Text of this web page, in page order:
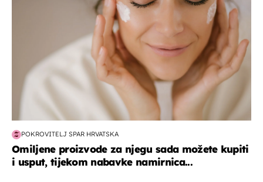
POKROVITELJ SPAR HRVATSKA
Omiljene proizvode za njegu sada možete kupiti
i usput, tijekom nabavke namirnica...